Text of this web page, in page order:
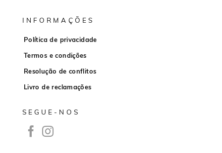
INFORMAÇÕES
Política de privacidade
Termos e condições
Resolução de conflitos
Livro de reclamações
SEGUE-NOS